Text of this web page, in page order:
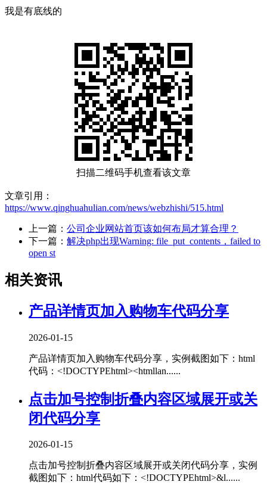
我是有底线的
扫描二维码手机查看该文章
文章引用：
https://www.qinghuahulian.com/news/webzhishi/515.html
上一篇： 公司企业网站首页该如何布局才算合理？
下一篇： 解决php出现Warning: file_put_contents，failed to
open st
相关资讯
产品详情页加入购物车代码分享
2026-01-15
产品详情页加入购物车代码分享，实例截图如下：html
代码：<!DOCTYPEhtml><htmllan......
点击加号控制折叠内容区域展开或关
闭代码分享
2026-01-15
点击加号控制折叠内容区域展开或关闭代码分享，实例
截图如下：html代码如下：<!DOCTYPEhtml>&l......